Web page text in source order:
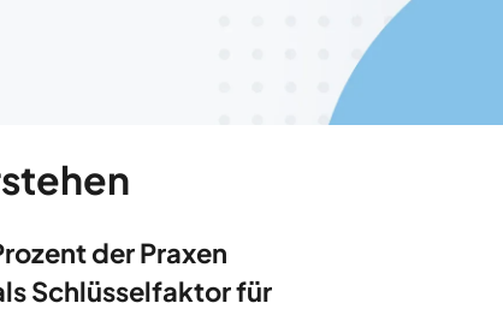
der Praxen
Schlüsselfaktor für